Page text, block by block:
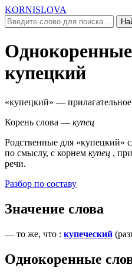
KORNISLOVA
купецкий
«купецкий» — прилагательное
Корень слова — купец
Родственные для «купецкий»
по смыслу, c корнем купец ,
речи.
Разбор по составу
Значение слова
— то же, что : купеческий (
Однокоренные